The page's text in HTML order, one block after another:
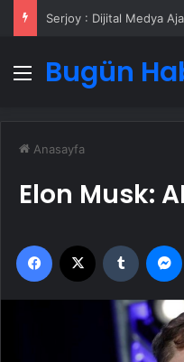
Menü
Bugün
Anasayfa
Elon Musk:
Facebook Tumblr